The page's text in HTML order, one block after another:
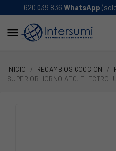
620 039 836 WhatsApp

INICIO RECAMBIOS COCCION
SUPERIOR HORNO AEG,